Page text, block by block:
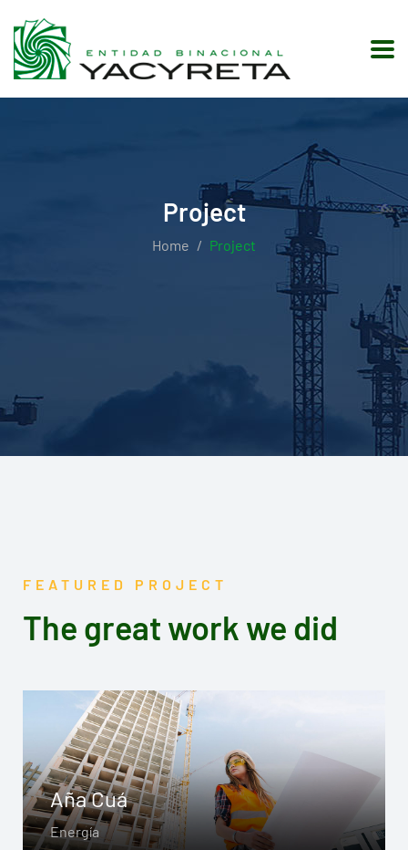
Project
Home Project
FEATURED PROJECT
The great work we did
Aña Cuá
Energía